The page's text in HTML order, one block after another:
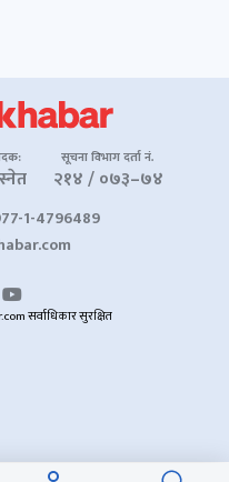
सूचना विभाग दर्ता नं.
२१४ / ०७३–७४
1-4796489
सर्वाधिकार सुरक्षित